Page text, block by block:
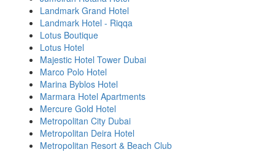
Landmark Grand Hotel
Landmark Hotel - Riqqa
Lotus Boutique
Lotus Hotel
Majestic Hotel Tower Dubai
Marco Polo Hotel
Marina Byblos Hotel
Marmara Hotel Apartments
Mercure Gold Hotel
Metropolitan City Dubai
Metropolitan Deira Hotel
Metropolitan Resort & Beach Club